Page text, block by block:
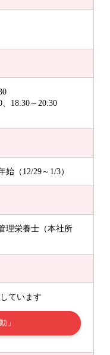
18:30～20:30
（12/29～1/3）
理栄養士（本社所
ています
」